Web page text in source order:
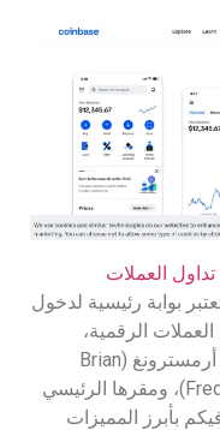
العملات
بوابة رئيسية لدخول
الرقمية،
وتأسست في عام 2012 على يد براين أرمسترونغ (Brian
Armstrong) وفريد إهرسام (Fred Ehrsam)، ومقرها الرئيسي
بأبرز المميزات